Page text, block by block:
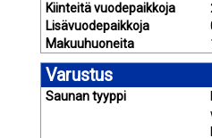
Kiinteitä vuodepaikkoja
Lisävuodepaikkoja
Makuuhuoneita
Varustus
Saunan tyyppi